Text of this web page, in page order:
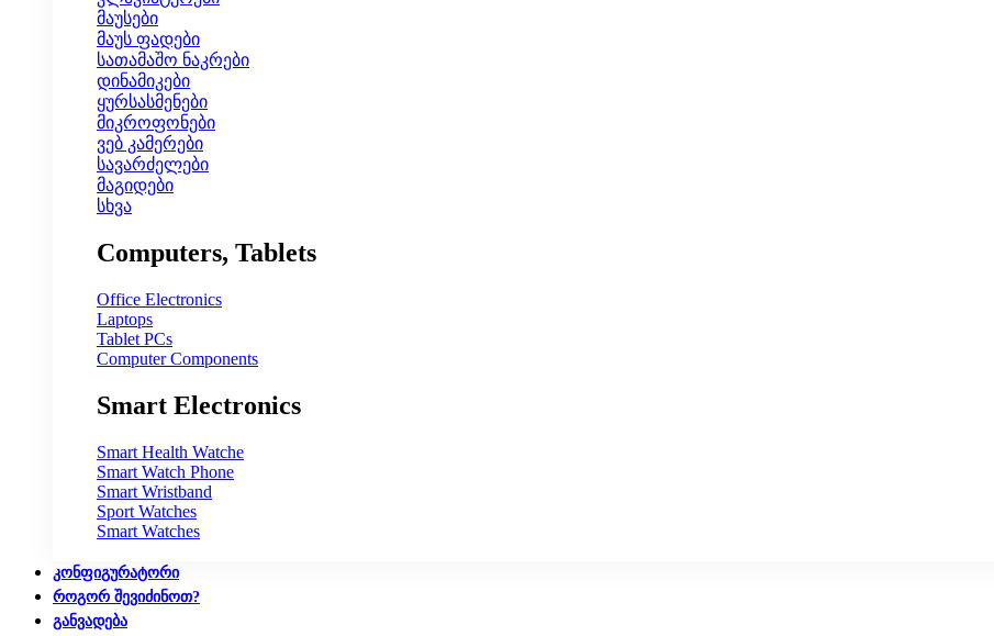
მაუსები
მაუს ფადები
სათამაშო ნაკრები
დინამიკები
ყურსასმენები
მიკროფონები
ვებ კამერები
სავარძელები
მაგიდები
სხვა
Computers, Tablets
Office Electronics
Laptops
Tablet PCs
Computer Components
Smart Electronics
Smart Health Watche
Smart Watch Phone
Smart Wristband
Sport Watches
Smart Watches
ᲙᲝᲜᲤᲘᲒᲣᲠᲐᲢᲝᲠᲘ
ᲠᲝᲒᲝᲠ ᲨᲔᲕᲘᲫᲘᲜᲝᲗ?
ᲒᲐᲜᲕᲐᲓᲔᲑᲐ